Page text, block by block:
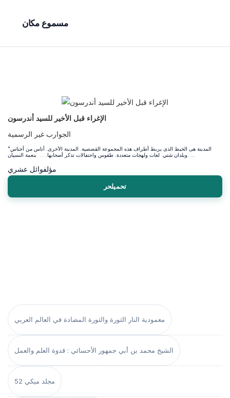
مسموع مكان
معمودية النار الثورة والثورة المضادة في العالم العربي
الشيخ محمد بن أبي جمهور الأحسائي : قدوة العلم والعمل
مجلد ميكي 52
الإغراء قبل الأخير للسيد أندرسون
الجوارب غير الرسمية
"المدينة هى الخيط الذى يربط أطراف هذه المجموعة القصصية. المدينة الأخرى. أناس من أجناس
مؤلفوائل عشري
تحميلحر